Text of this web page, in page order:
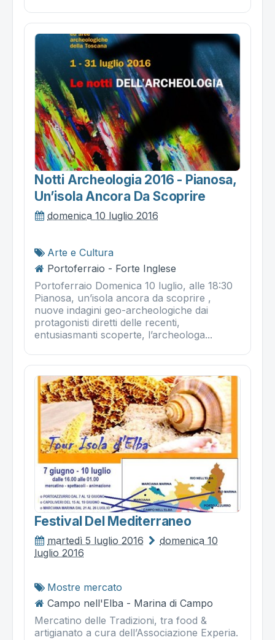
Notti Archeologia 2016 - Pianosa,
Un’isola Ancora Da Scoprire
domenica 10 luglio 2016
Arte e Cultura
Portoferraio - Forte Inglese
Portoferraio Domenica 10 luglio, alle 18:30
Pianosa, un’isola ancora da scoprire ,
nuove indagini geo-archeologiche dai
protagonisti diretti delle recenti,
entusiasmanti scoperte, l’archeologa...
Festival Del Mediterraneo
martedì 5 luglio 2016
domenica 10
luglio 2016
Mostre mercato
Campo nell'Elba - Marina di Campo
Mercatino delle Tradizioni, tra food &
artigianato a cura dell’Associazione Experia.